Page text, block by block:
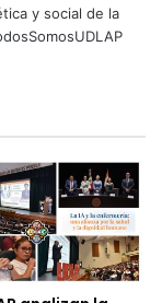
y social de la